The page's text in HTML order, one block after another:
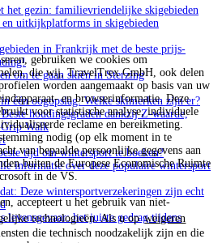
gebruiken we cookies om
die wij, TravelTrex GmbH, ook delen
worden aangemaakt op basis van uw
en browserinformatie. Deze
voor statistische analyse, individuele
reclame en bereikmeting.
nodig (op elk moment in te
van bepaalde persoonlijke gegevens aan
buiten de Europese Economische Ruimte
in de VS.
accepteert u het gebruik van niet-
technologieën. Als u opweigeren
die technisch noodzakelijk zijn en die
het gezin: familievriendelijke skigebieden
en uitkijkplatforms in skigebieden
in Frankrijk met de beste prijs-
om te gaan skiën in Sterzing
één oogopslag: Welke skimerken zijn er?
houdingsgraden dankzij Z-waarde,
Walk
tijd om wintersport te boeken?
informatie over deze populaire wintersport
Deze wintersportverzekeringen zijn echt
levensgevaar: het juiste gedrag tijdens